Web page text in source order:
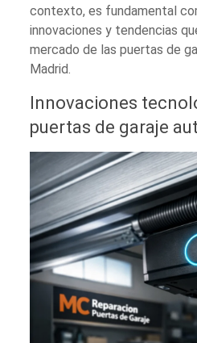
contexto, es fundamental
innovaciones y tendencias
mercado de las puertas de
Madrid.
Innovaciones
puertas de garaje